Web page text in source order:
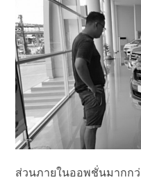
ส่วนภายในออพชั่นมากกว่